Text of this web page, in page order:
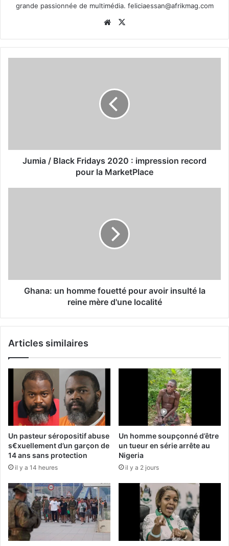
grande passionnée de multimédia. feliciaessan@afrikmag.com
Website
Jumia / Black Fridays 2020 : impression record
pour la MarketPlace
Ghana: un homme fouetté pour avoir insulté la
reine mère d'une localité
Articles similaires
Un pasteur séropositif abuse
s€xuellement d’un garçon de
14 ans sans protection
il y a 14 heures
Un homme soupçonné d’être
un tueur en série arrête au
Nigeria
il y a 2 jours